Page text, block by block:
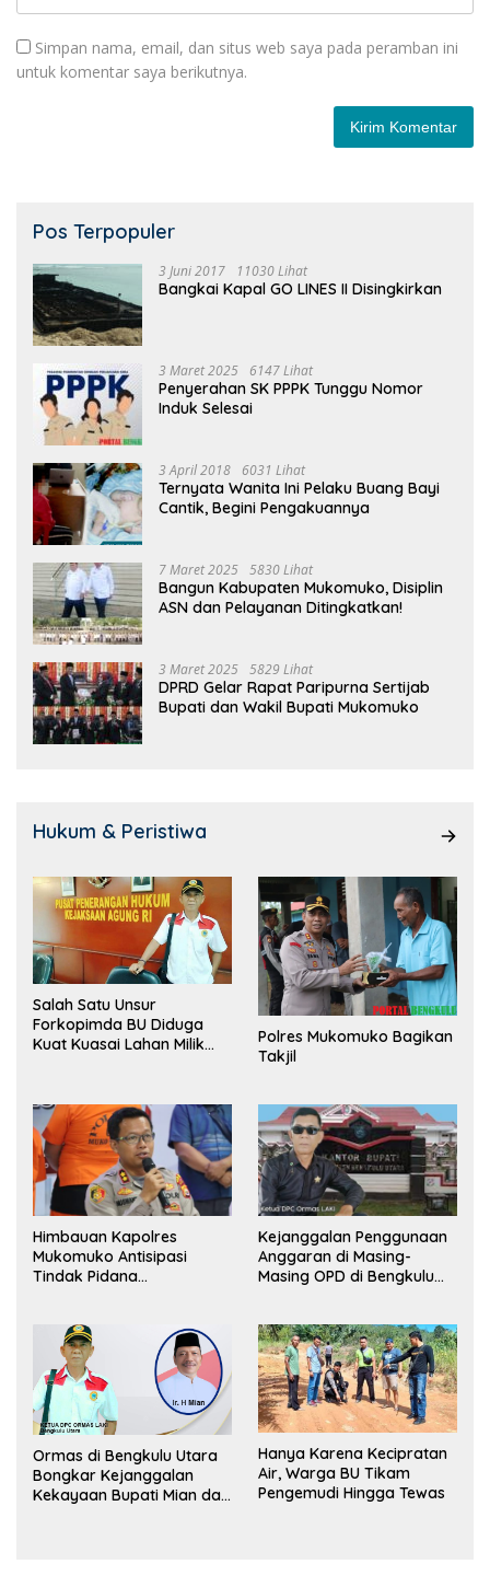
Simpan nama, email, dan situs web saya pada peramban ini
untuk komentar saya berikutnya.
Pos Terpopuler
3 Juni 2017 11030 Lihat
Bangkai Kapal GO LINES II Disingkirkan
3 Maret 2025 6147 Lihat
Penyerahan SK PPPK Tunggu Nomor
Induk Selesai
3 April 2018 6031 Lihat
Ternyata Wanita Ini Pelaku Buang Bayi
Cantik, Begini Pengakuannya
7 Maret 2025 5830 Lihat
Bangun Kabupaten Mukomuko, Disiplin
ASN dan Pelayanan Ditingkatkan!
3 Maret 2025 5829 Lihat
DPRD Gelar Rapat Paripurna Sertijab
Bupati dan Wakil Bupati Mukomuko
Hukum & Peristiwa
Salah Satu Unsur
Forkopimda BU Diduga
Kuat Kuasai Lahan Milik
Polres Mukomuko Bagikan
Takjil
Himbauan Kapolres
Mukomuko Antisipasi
Tindak Pidana
Kejanggalan Penggunaan
Anggaran di Masing-
Masing OPD di Bengkulu
Ormas di Bengkulu Utara
Bongkar Kejanggalan
Kekayaan Bupati Mian dan
Hanya Karena Kecipratan
Air, Warga BU Tikam
Pengemudi Hingga Tewas